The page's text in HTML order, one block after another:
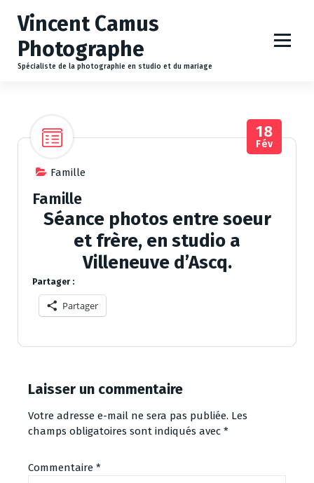
Vincent Camus
Photographe
Spécialiste de la photographie en studio et du mariage
Famille
18
Fév
Famille
Séance photos entre soeur
et frère, en studio a
Villeneuve d’Ascq.
Partager :
Partager
Laisser un commentaire
Votre adresse e-mail ne sera pas publiée. Les
champs obligatoires sont indiqués avec *
Commentaire *